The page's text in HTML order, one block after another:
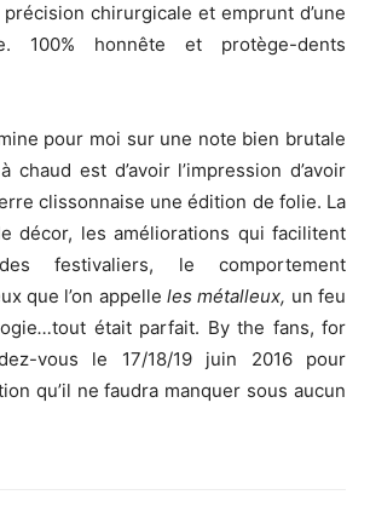
précision chirurgicale et emprunt d’une
100% honnête et protège-dents
pour moi sur une note bien brutale
chaud est d’avoir l’impression d’avoir
clissonnaise une édition de folie. La
décor, les améliorations qui facilitent
festivaliers, le comportement
que l’on appelle les métalleux, un feu
…tout était parfait. By the fans, for
vous le 17/18/19 juin 2016 pour
qu’il ne faudra manquer sous aucun